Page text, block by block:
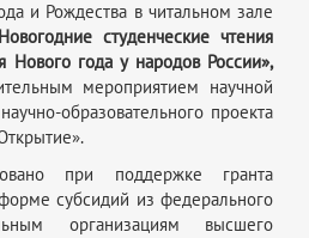
и Рождества в читальном зале
Новогодние студенческие чтения
Нового года у народов России»,
мероприятием научной
образовательного проекта
при поддержке гранта
субсидий из федерального
организациям высшего